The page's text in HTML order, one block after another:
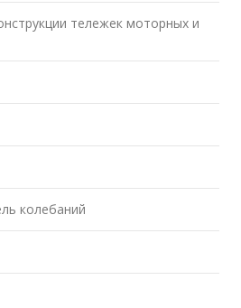
тележек моторных и
колебаний